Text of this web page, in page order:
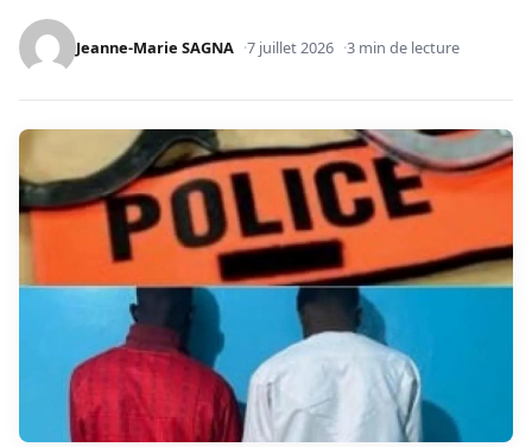
Jeanne-Marie SAGNA 7 juillet 2026 3 min de lecture